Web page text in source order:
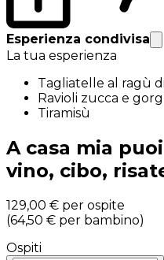
Esperienza condivisa
La tua esperienza
Tagliatelle al ragù
Ravioli zucca e
Tiramisù
A casa mia
vino, cibo,
129,00 € per ospite
(64,50 € per bambino)
Ospiti